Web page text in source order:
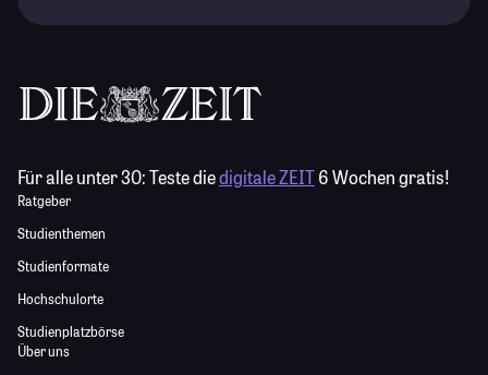
Für alle unter 30:Teste diedigitale ZEIT6 Wochen gratis!
Ratgeber
Studienthemen
Studienformate
Hochschulorte
Studienplatzbörse
Über uns